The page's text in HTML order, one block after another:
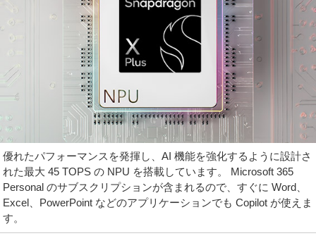
優れたパフォーマンスを発揮し、AI 機能を強化するように設計さ
れた最大 45 TOPS の NPU を搭載しています。 Microsoft 365
Personal のサブスクリプションが含まれるので、すぐに Word、
Excel、PowerPoint などのアプリケーションでも Copilot が使えま
す。